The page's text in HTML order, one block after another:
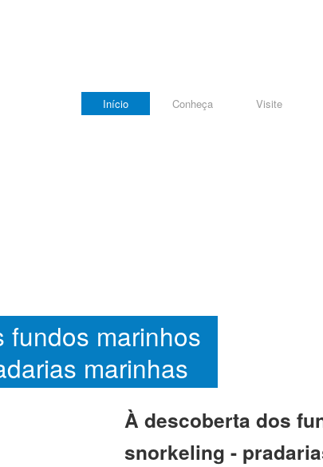
Início Conheça Visite
marinhos
marinhas
À descoberta dos
snorkeling -